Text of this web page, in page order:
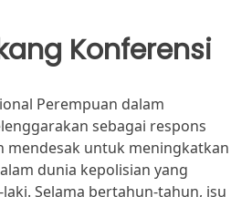
Konferensi
Perempuan dalam
sebagai respons
mendesak untuk meningkatkan
dunia kepolisian yang
Selama bertahun-tahun, isu